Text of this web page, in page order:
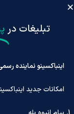
پشتیبان‌گیری
هرگونه مشکلی مانند
تبلیغات در
اینباکسینو نماینده
امکانات جدید